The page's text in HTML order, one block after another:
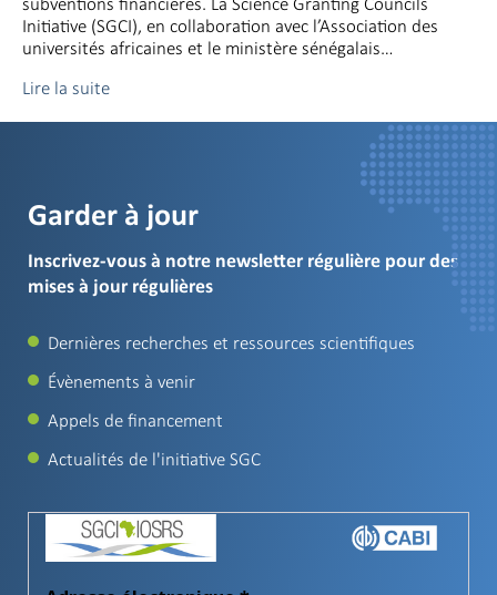
Initiative (SGCI), en collaboration avec l’Association des
universités africaines et le ministère sénégalais…
Lire la suite
Garder à jour
Inscrivez-vous à notre newsletter régulière pour des
mises à jour régulières
Dernières recherches et ressources scientifiques
Évènements à venir
Appels de financement
Actualités de l'initiative SGC